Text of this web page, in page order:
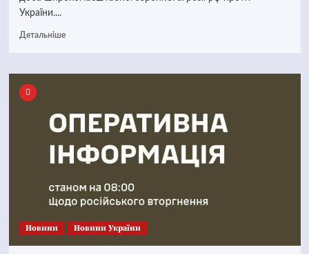
України....
Детальніше
Новини Новини України